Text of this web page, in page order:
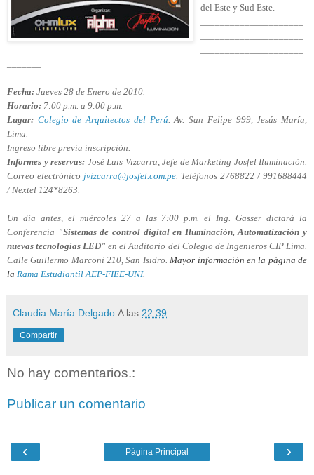
del Este y Sud Este.
Fecha: Jueves 28 de Enero de 2010.
Horario: 7:00 p.m. a 9:00 p.m.
Lugar: Colegio de Arquitectos del Perú. Av. San Felipe 999, Jesús María,
Lima.
Ingreso libre previa inscripción.
Informes y reservas: José Luis Vizcarra, Jefe de Marketing Josfel Iluminación.
Correo electrónico jvizcarra@josfel.com.pe. Teléfonos 2768822 / 991688444
/ Nextel 124*8263.
Un día antes, el miércoles 27 a las 7:00 p.m. el Ing. Gasser dictará la
Conferencia "Sistemas de control digital en Iluminación, Automatización y
nuevas tecnologías LED" en el Auditorio del Colegio de Ingenieros CIP Lima.
Calle Guillermo Marconi 210, San Isidro.Mayor información en la página de
la Rama Estudiantil AEP-FIEE-UNI.
Claudia María Delgado A las 22:39
Compartir
No hay comentarios.:
Publicar un comentario
‹ ›
Página Principal